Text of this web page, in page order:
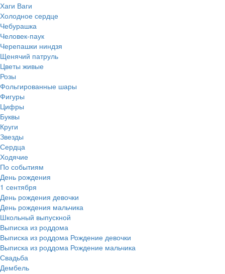
Хаги Ваги
Холодное сердце
Чебурашка
Человек-паук
Черепашки ниндзя
Щенячий патруль
Цветы живые
Розы
Фольгированные шары
Фигуры
Цифры
Буквы
Круги
Звезды
Сердца
Ходячие
По событиям
День рождения
1 сентября
День рождения девочки
День рождения мальчика
Школьный выпускной
Выписка из роддома
Выписка из роддома Рождение девочки
Выписка из роддома Рождение мальчика
Свадьба
Дембель